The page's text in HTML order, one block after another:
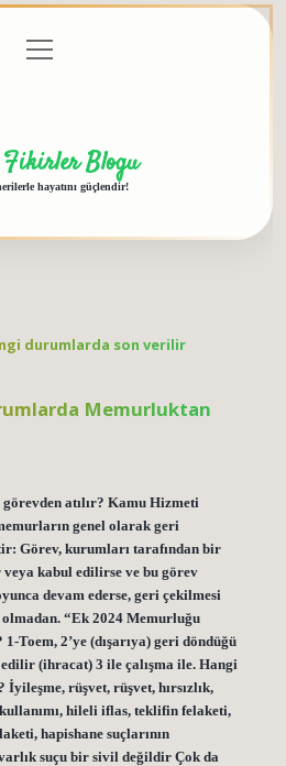
menüyü
aç
Blogu
hayatını güçlendir!
durumlarda son verilir
Memurluktan
atılır? Kamu Hizmeti
genel olarak geri
Görev, kurumları tarafından bir
kabul edilirse ve bu görev
devam ederse, geri çekilmesi
“Ek 2024 Memurluğu
Toem, 2’ye (dışarıya) geri döndüğü
(ihracat) 3 ile çalışma ile. Hangi
rüşvet, rüşvet, hırsızlık,
hileli iflas, teklifin felaketi,
hapishane suçlarının
suçu bir sivil değildir Çok da